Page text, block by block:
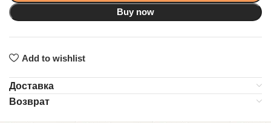
Buy now
Add to wishlist
Доставка
Возврат